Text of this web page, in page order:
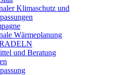
Klimaschutz und
Wärmeplanung
und Beratung